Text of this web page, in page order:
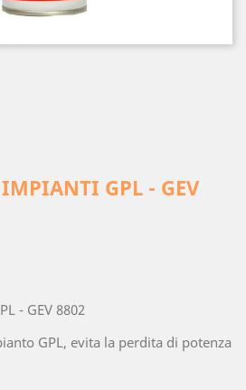
GPL - GEV
- GEV 8802
GPL, evita la perdita di potenza